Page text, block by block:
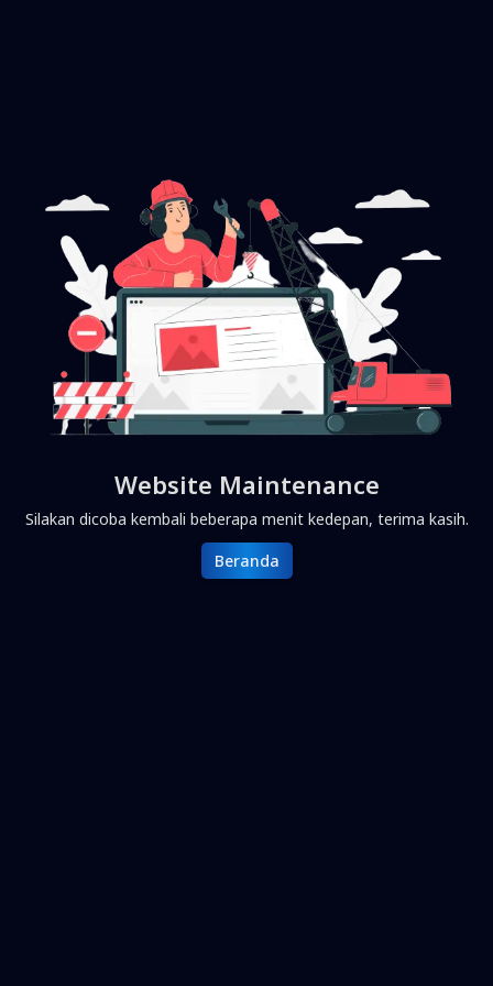
Website Maintenance
Silakan dicoba kembali beberapa menit kedepan, terima kasih.
Beranda